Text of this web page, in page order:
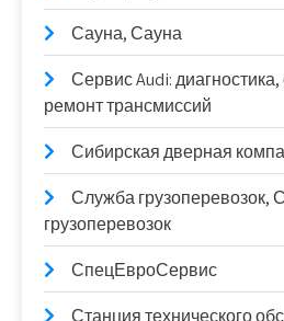
Сауна, Сауна
Сервис Audi:
ремонт трансмиссий
Сибирская дверная
Служба грузоперевозок,
грузоперевозок
СпецЕвроСервис
Станция технического